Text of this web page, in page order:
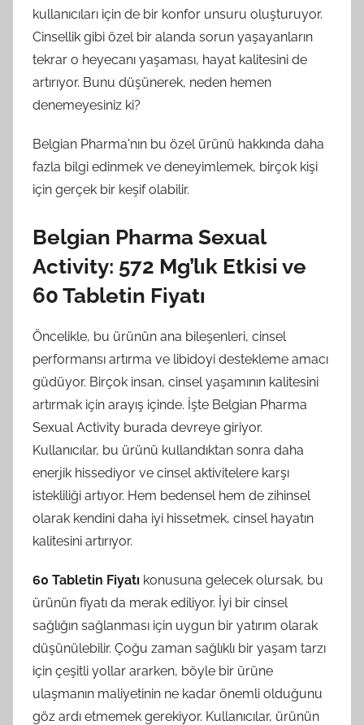
kullanıcıları için de bir konfor unsuru oluşturuyor.
Cinsellik gibi özel bir alanda sorun yaşayanların
tekrar o heyecanı yaşaması, hayat kalitesini de
artırıyor. Bunu düşünerek, neden hemen
denemeyesiniz ki?
Belgian Pharma'nın bu özel ürünü hakkında daha
fazla bilgi edinmek ve deneyimlemek, birçok kişi
için gerçek bir keşif olabilir.
Belgian Pharma Sexual
Activity: 572 Mg’lık Etkisi ve
60 Tabletin Fiyatı
Öncelikle, bu ürünün ana bileşenleri, cinsel
performansı artırma ve libidoyi destekleme amacı
güdüyor. Birçok insan, cinsel yaşamının kalitesini
artırmak için arayış içinde. İşte Belgian Pharma
Sexual Activity burada devreye giriyor.
Kullanıcılar, bu ürünü kullandıktan sonra daha
enerjik hissediyor ve cinsel aktivitelere karşı
istekliliği artıyor. Hem bedensel hem de zihinsel
olarak kendini daha iyi hissetmek, cinsel hayatın
kalitesini artırıyor.
60 Tabletin Fiyatı konusuna gelecek olursak, bu
ürünün fiyatı da merak ediliyor. İyi bir cinsel
sağlığın sağlanması için uygun bir yatırım olarak
düşünülebilir. Çoğu zaman sağlıklı bir yaşam tarzı
için çeşitli yollar ararken, böyle bir ürüne
ulaşmanın maliyetinin ne kadar önemli olduğunu
göz ardı etmemek gerekiyor. Kullanıcılar, ürünün